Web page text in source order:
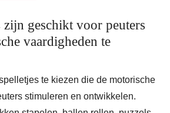
zijn geschikt voor peuters
vaardigheden te
te kiezen die de motorische
stimuleren en ontwikkelen.